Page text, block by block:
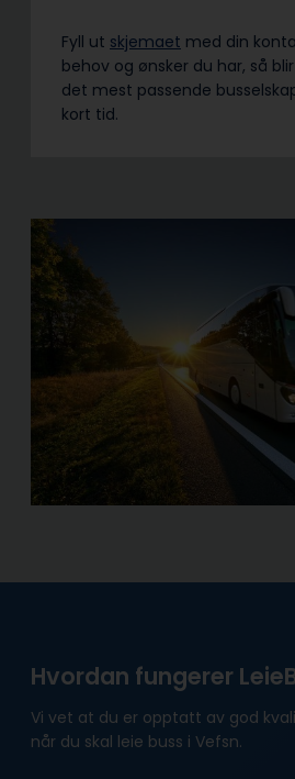
Fyll ut skjemaet med din
behov og ønsker du har, så
det mest passende
kort tid.
Hvordan fungerer
Vi vet at du er opptatt av god
når du skal leie buss i Vefsn.